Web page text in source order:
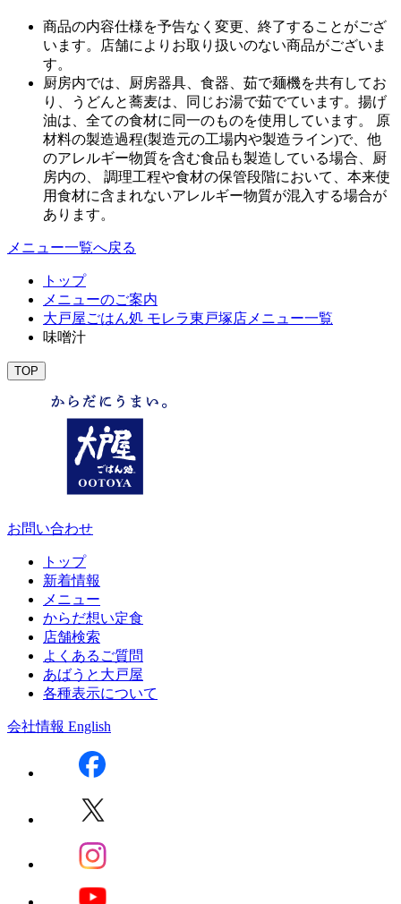
商品の内容仕様を予告なく変更、終了することがござ
います。店舗によりお取り扱いのない商品がございま
す。
厨房内では、厨房器具、食器、茹で麺機を共有してお
り、うどんと蕎麦は、同じお湯で茹でています。揚げ
油は、全ての食材に同一のものを使用しています。 原
材料の製造過程(製造元の工場内や製造ライン)で、他
のアレルギー物質を含む食品も製造している場合、厨
房内の、 調理工程や食材の保管段階において、本来使
用食材に含まれないアレルギー物質が混入する場合が
あります。
メニュー一覧へ戻る
トップ
メニューのご案内
大戸屋ごはん処 モレラ東戸塚店メニュー一覧
味噌汁
TOP
お問い合わせ
トップ
新着情報
メニュー
からだ想い定食
店舗検索
よくあるご質問
あばうと大戸屋
各種表示について
会社情報 English